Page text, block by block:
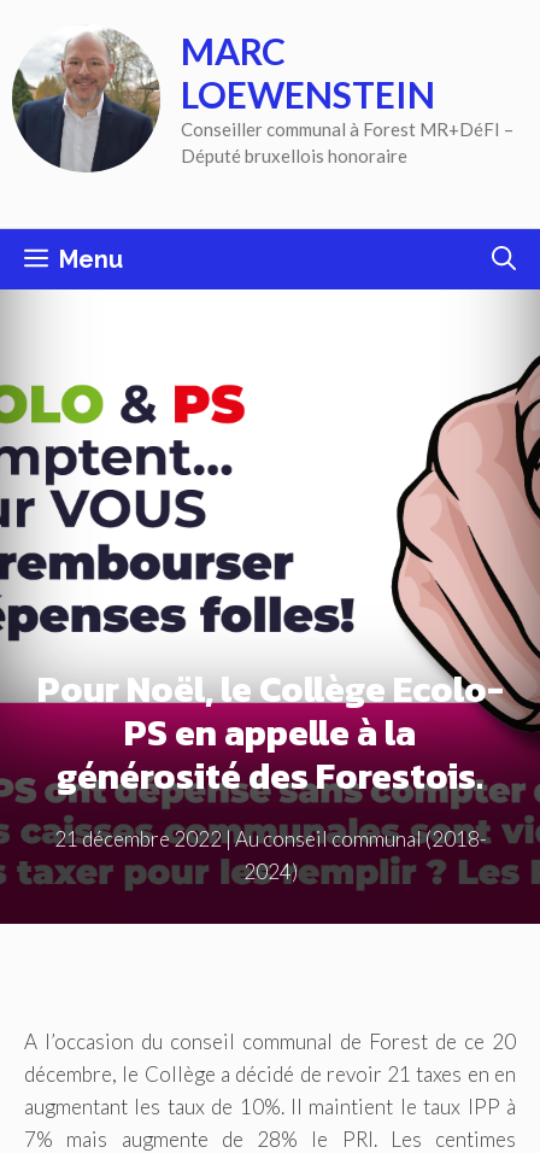
contenu
MARC
LOEWENSTEIN
Conseiller communal à Forest MR+DéFI –
Député bruxellois honoraire
Menu
Pour Noël, le Collège Ecolo-
PS en appelle à la
générosité des Forestois.
21 décembre 2022|Au conseil communal (2018-
2024)
A l’occasion du conseil communal de Forest de ce 20
décembre, le Collège a décidé de revoir 21 taxes en en
augmentant les taux de 10%. Il maintient le taux IPP à
7% mais augmente de 28% le PRI. Les centimes